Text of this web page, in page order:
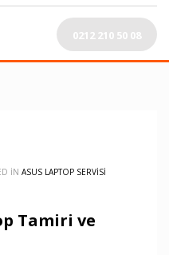
0212 210 50 08
IN ASUS LAPTOP SERVISI
Tamiri ve